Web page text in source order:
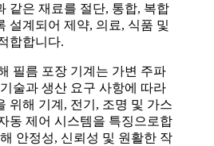
같은 재료를 절단, 통합, 복합
설계되어 제약, 의료, 식품 및
합합니다.
필름 포장 기계는 가변 주파
술과 생산 요구 사항에 따라
위해 기계, 전기, 조명 및 가스
동 제어 시스템을 특징으로합
안정성, 신뢰성 및 원활한 작